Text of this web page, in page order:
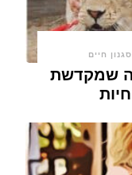
סגנון חיים
שמקדשת